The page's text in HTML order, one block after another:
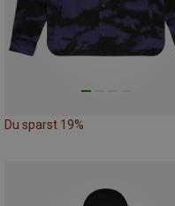
Du sparst 19%